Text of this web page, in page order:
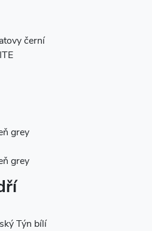
černí
grey
grey
Týn bílí